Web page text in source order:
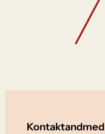
Kontaktandmed